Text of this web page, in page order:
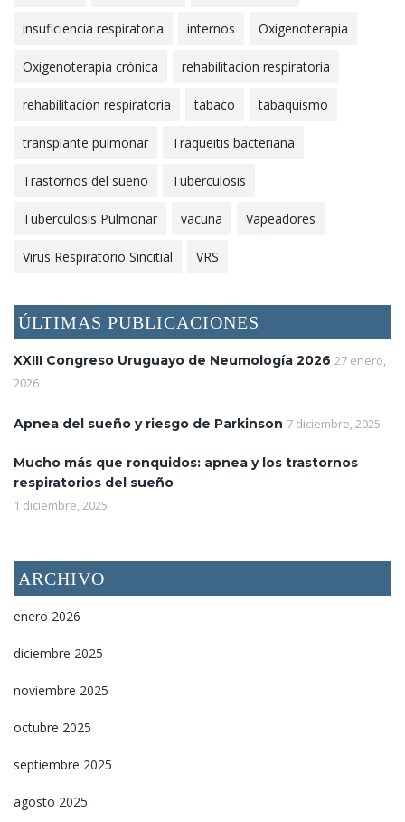
insuficiencia respiratoria internos Oxigenoterapia
Oxigenoterapia crónica rehabilitacion respiratoria
rehabilitación respiratoria tabaco tabaquismo
transplante pulmonar Traqueitis bacteriana
Trastornos del sueño Tuberculosis
Tuberculosis Pulmonar vacuna Vapeadores
Virus Respiratorio Sincitial VRS
ÚLTIMAS PUBLICACIONES
XXIII Congreso Uruguayo de Neumología 2026 27 enero,
2026
Apnea del sueño y riesgo de Parkinson 7 diciembre, 2025
Mucho más que ronquidos: apnea y los trastornos
respiratorios del sueño
1 diciembre, 2025
ARCHIVO
enero 2026
diciembre 2025
noviembre 2025
octubre 2025
septiembre 2025
agosto 2025